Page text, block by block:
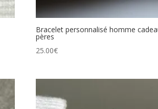
Bracelet personnalisé homme
pères
25.00€